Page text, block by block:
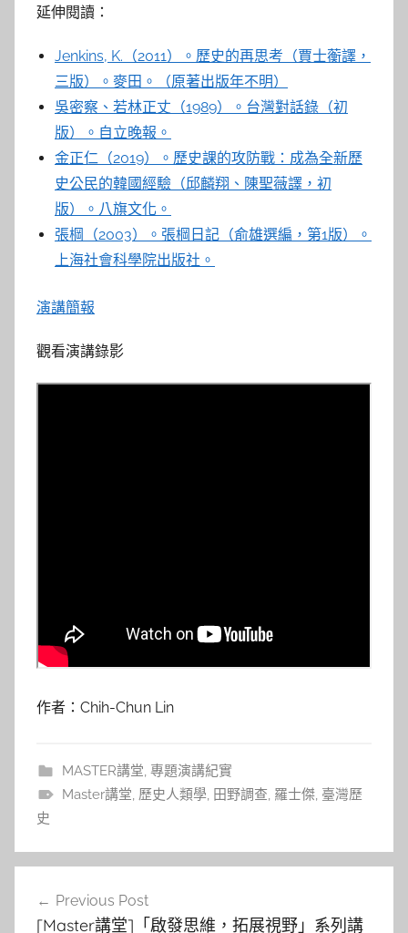
延伸閱讀：
Jenkins, K.（2011）。歷史的再思考（賈士蘅譯，
三版）。麥田。（原著出版年不明）
吳密察、若林正丈（1989）。台灣對話錄（初
版）。自立晚報。
金正仁（2019）。歷史課的攻防戰：成為全新歷
史公民的韓國經驗（邱麟翔、陳聖薇譯，初
版）。八旗文化。
張棡（2003）。張棡日記（俞雄選編，第1版）。
上海社會科學院出版社。
演講簡報
觀看演講錄影
作者：Chih-Chun Lin
MASTER講堂, 專題演講紀實
Master講堂, 歷史人類學, 田野調查, 羅士傑, 臺灣歷
史
Previous Post
[Master講堂]「啟發思維，拓展視野」系列講